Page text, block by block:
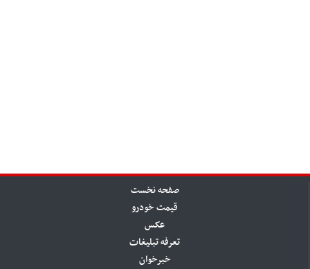
صفحه نخست
قیمت خودرو
عکس
تعرفه تبلیغات
خبرخوان